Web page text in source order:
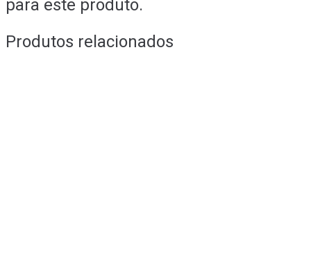
para este produto.
Produtos relacionados